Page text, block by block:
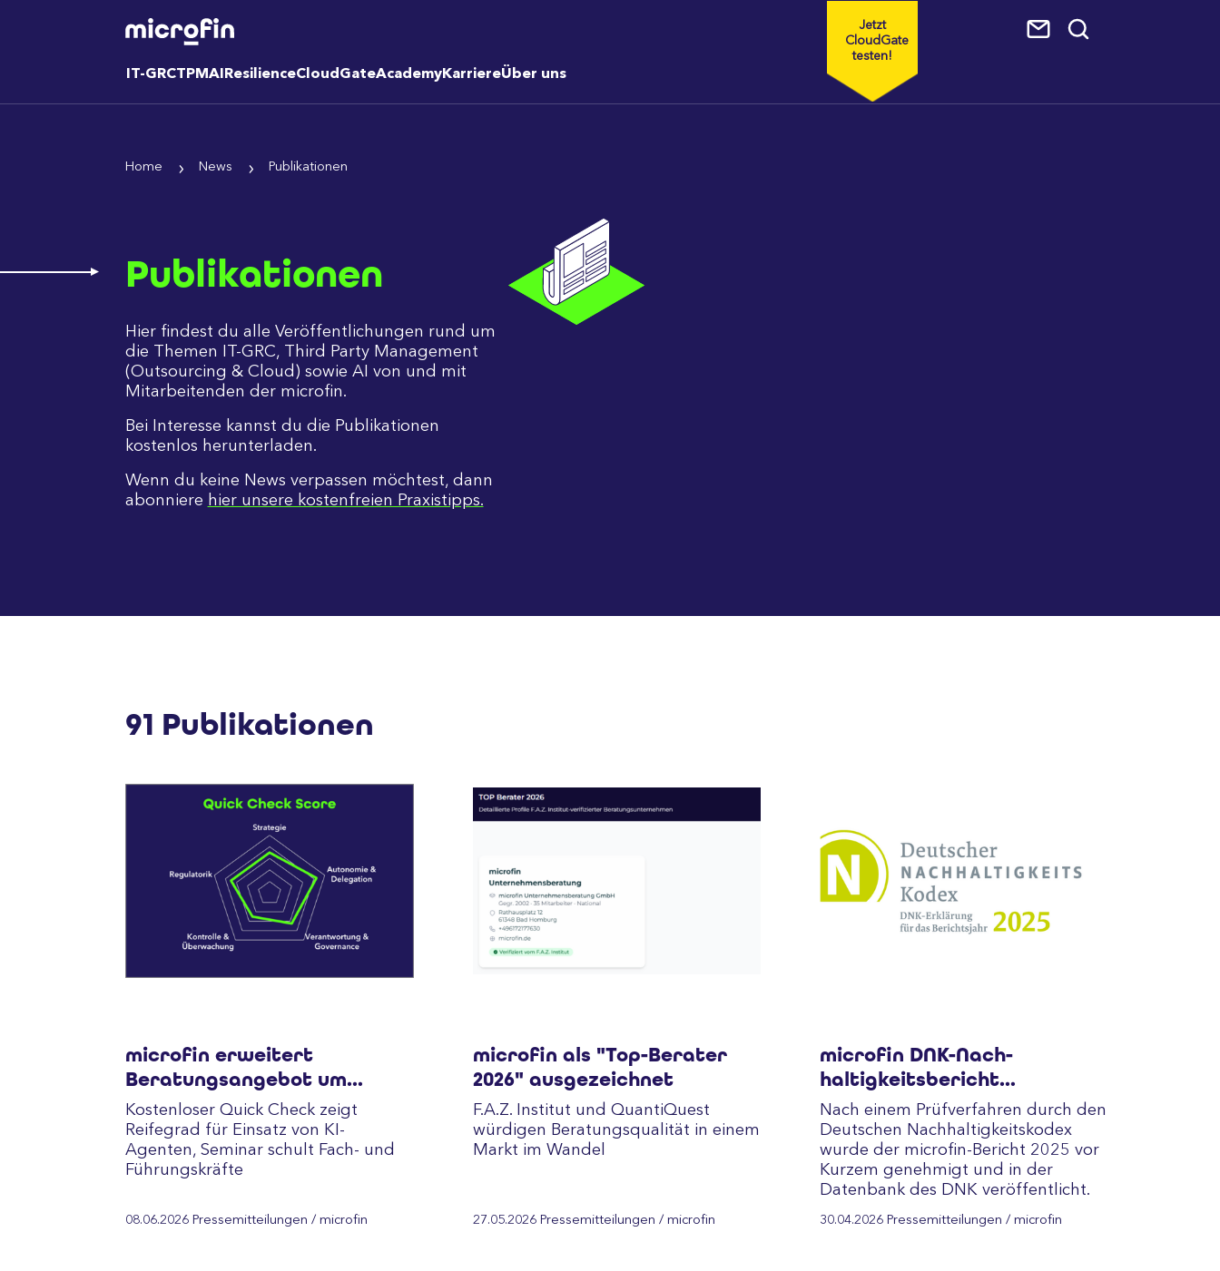
Jetzt
CloudGate
testen!
IT-GRCTPMAI ResilienceCloudGateAcademyKarriereÜber uns
Home News Publikationen
Publikationen
Hier findest du alle Veröffentlichungen rund um
die Themen IT-GRC, Third Party Management
(Outsourcing & Cloud) sowie AI von und mit
Mitarbeitenden der microfin.
Bei Interesse kannst du die Publikationen
kostenlos herunterladen.
Wenn du keine News verpassen möchtest, dann
abonniere hier unsere kostenfreien Praxistipps.
91 Publikationen
microfin erweitert
Beratungsangebot um
Agentic AI Governance
Kostenloser Quick Check zeigt
Reifegrad für Einsatz von KI-
Agenten, Seminar schult Fach- und
Führungskräfte
08.06.2026 Pressemitteilungen / microfin
microfin als "Top-Berater
2026" ausgezeichnet
F.A.Z. Institut und QuantiQuest
würdigen Beratungsqualität in einem
Markt im Wandel
27.05.2026 Pressemitteilungen / microfin
microfin DNK-Nach­
haltigkeitsbericht
veröffentlicht
Nach einem Prüf­verfahren durch den
Deut­schen Nach­haltig­keits­kodex
wurde der microfin-Bericht 2025 vor
Kurzem genehmigt und in der
Datenbank des DNK veröffentlicht.
30.04.2026Pressemitteilungen / microfin